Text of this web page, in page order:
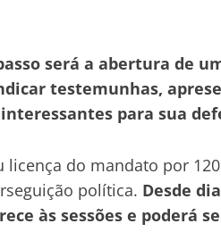
será a abertura de
testemunhas,
para sua
licença do mandato por
política. Desde
às sessões e poderá